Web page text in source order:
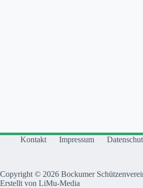
Kontakt Impressum
Copyright © 2026 Bockumer
Erstellt von LiMu-Media